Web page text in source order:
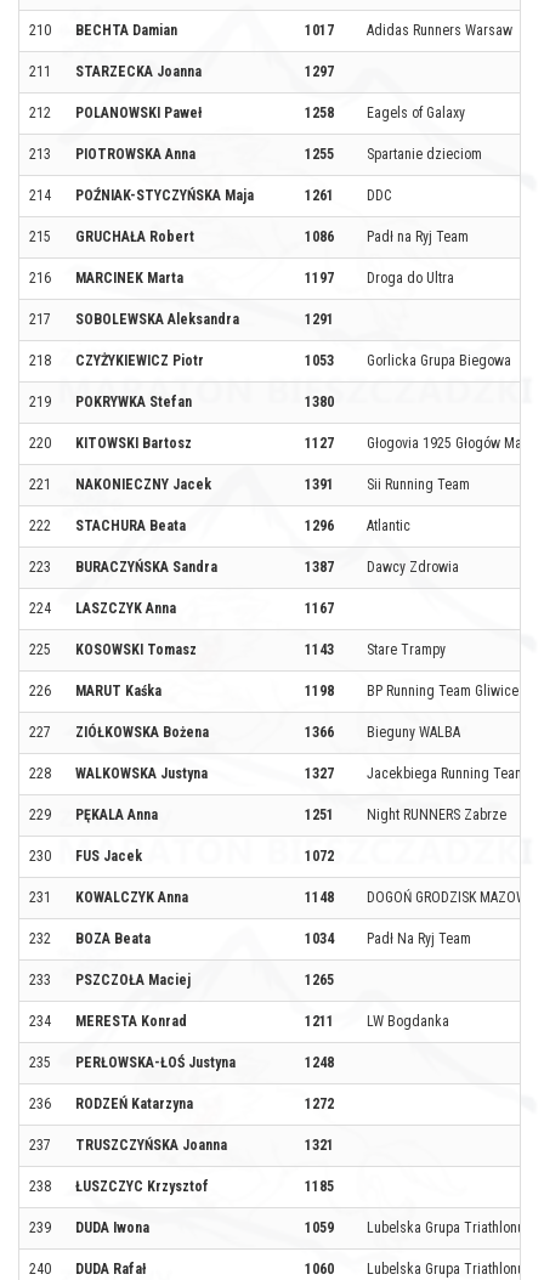
210 BECHTA Damian 1017 Adidas Runners Warsaw
211 STARZECKA Joanna 1297
212 POLANOWSKI Paweł 1258 Eagels of Galaxy
213 PIOTROWSKA Anna 1255 Spartanie dzieciom
214 POŹNIAK-STYCZYŃSKA Maja 1261 DDC
215 GRUCHAŁA Robert 1086 Padł na Ryj Team
216 MARCINEK Marta 1197 Droga do Ultra
217 SOBOLEWSKA Aleksandra 1291
218 CZYŻYKIEWICZ Piotr 1053 Gorlicka Grupa Biegowa
219 POKRYWKA Stefan 1380
220 KITOWSKI Bartosz 1127 Głogovia 1925 Głogów
221 NAKONIECZNY Jacek 1391 Sii Running Team
222 STACHURA Beata 1296 Atlantic
223 BURACZYŃSKA Sandra 1387 Dawcy Zdrowia
224 LASZCZYK Anna 1167
225 KOSOWSKI Tomasz 1143 Stare Trampy
226 MARUT Kaśka 1198 BP Running Team Gliwice
227 ZIÓŁKOWSKA Bożena 1366 Bieguny WALBA
228 WALKOWSKA Justyna 1327 Jacekbiega Running Team
229 PĘKALA Anna 1251 Night RUNNERS Zabrze
230 FUS Jacek 1072
231 KOWALCZYK Anna 1148 DOGOŃ GRODZISK
232 BOZA Beata 1034 Padł Na Ryj Team
233 PSZCZOŁA Maciej 1265
234 MERESTA Konrad 1211 LW Bogdanka
235 PERŁOWSKA-ŁOŚ Justyna 1248
236 RODZEŃ Katarzyna 1272
237 TRUSZCZYŃSKA Joanna 1321
238 ŁUSZCZYC Krzysztof 1185
239 DUDA Iwona 1059 Lubelska Grupa Triathlonu
240 DUDA Rafał 1060 Lubelska Grupa Triathlonu